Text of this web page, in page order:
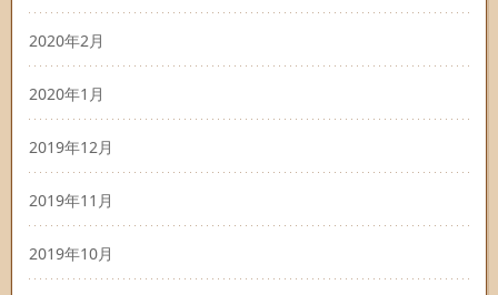
2020年2月
2020年1月
2019年12月
2019年11月
2019年10月